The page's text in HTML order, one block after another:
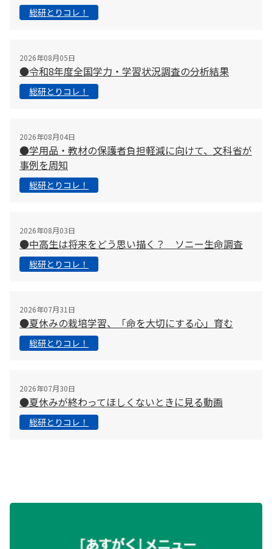
総研とりコレ！
2026年08月05日
●令和8年度全国学力・学習状況調査の分析結果
総研とりコレ！
2026年08月04日
●学用品・教材の保護者負担軽減に向けて、文科省が
事例を周知
総研とりコレ！
2026年08月03日
●中高生は将来をどう思い描く？ ソニー生命調査
総研とりコレ！
2026年07月31日
●夏休みの栽培学習、「命を大切にする心」育む
総研とりコレ！
2026年07月30日
●夏休みが終わってほしくないときに見る動画
総研とりコレ！